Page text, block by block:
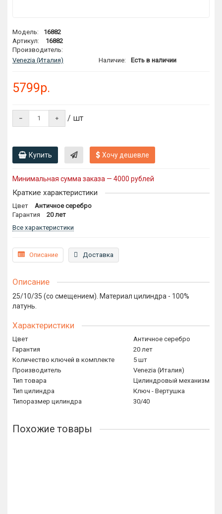
Модель:
16882
Артикул:
16882
Производитель:
Venezia (Италия)
Наличие: Есть в наличии
5799р.
/ шт
Купить Хочу дешевле
Минимальная сумма заказа — 4000 рублей
Краткие характеристики
Цвет
Античное серебро
Гарантия
20 лет
Все характеристики
Описание Доставка
Описание
25/10/35 (со смещением). Материал цилиндра - 100%
латунь.
Характеристики
Цвет
Античное серебро
Гарантия
20 лет
Количество ключей в комплекте
5 шт
Производитель
Venezia (Италия)
Тип товара
Цилиндровый механизм
Тип цилиндра
Ключ - Вертушка
Типоразмер цилиндра
30/40
Похожие товары